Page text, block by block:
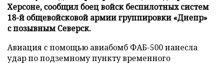
Херсоне, сообщил боец войск беспилотных систем
18-й общевойсковой армии группировки «Днепр»
с позывным Северск.
Авиация с помощью авиабомб ФАБ-500 нанесла
удар по подземному пункту временного